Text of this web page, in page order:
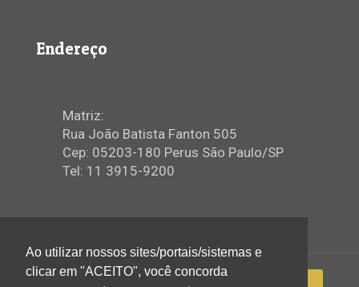
Endereço
Matriz:
Rua João Batista Fanton 505
Cep: 05203-180 Perus São Paulo/SP
Tel: 11 3915-9200
Ao utilizar nossos sites/portais/sistemas e
clicar em "ACEITO", você concorda